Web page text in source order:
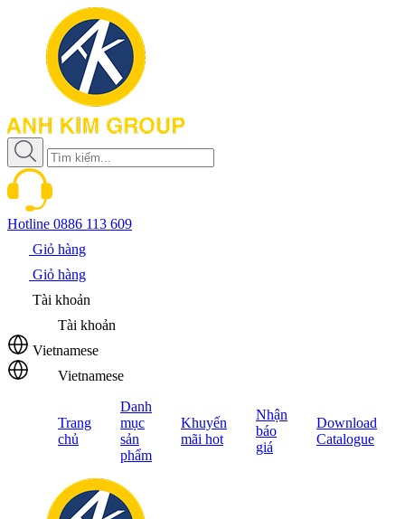
Hotline 0886 113 609
Giỏ hàng
Giỏ hàng
Tài khoản
Tài khoản
Vietnamese
Vietnamese
Trang
chủ
Danh
mục
sản
phẩm
Khuyến
mãi hot
Nhận
báo
giá
Download
Catalogue